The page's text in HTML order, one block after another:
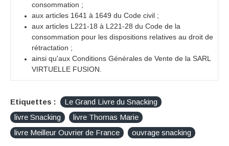
consommation ;
aux articles 1641 à 1649 du Code civil ;
aux articles L221-18 à L221-28 du Code de la
consommation pour les dispositions relatives au droit de
rétractation ;
ainsi qu'aux Conditions Générales de Vente de la SARL
VIRTUELLE FUSION.
Etiquettes :
Le Grand Livre du Snacking
livre Snacking
livre Thomas Marie
livre Meilleur Ouvrier de France
ouvrage snacking